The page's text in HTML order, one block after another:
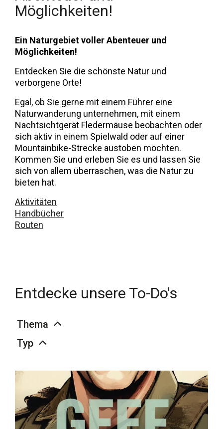
Übernachten
Erreichbarkeit
Wer wir sind
Unser Gebiet
Wissenschaftliche Forschung
Möglichkeiten!
Ein Naturgebiet voller Abenteuer und
Möglichkeiten!
Entdecken Sie die schönste Natur und
verborgene Orte!
Egal, ob Sie gerne mit einem Führer eine
Naturwanderung unternehmen, mit einem
Nachtsichtgerät Fledermäuse beobachten oder
sich aktiv in einem Spielwald oder auf einer
Mountainbike-Strecke austoben möchten.
Kommen Sie und erleben Sie es und lassen Sie
sich von allem überraschen, was die Natur zu
bieten hat.
Aktivitäten
Handbücher
Routen
Entdecke unsere To-Do's
Thema
Typ